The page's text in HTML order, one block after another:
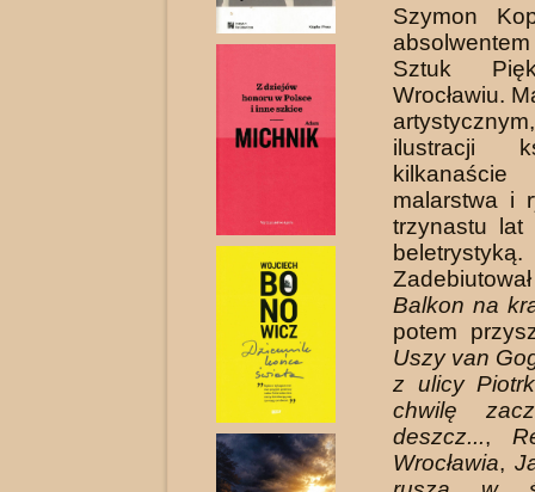
Szymon
Sztuk
Wrocławiu.
ilustracji
malarstwa i
trzynastu lat
beletrystyką.
Balkon na
potem
Uszy van
z ulicy
chwilę
deszcz...,
Wrocławia,